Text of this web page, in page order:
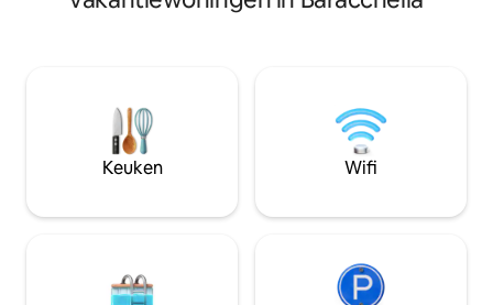
minuten van het Arvomeer en de
voor maximaal 6 personen). 50-inch tv,
gratis wifi. Gereserveerd parkeren
inbegrepen. Huisdieren toegestaan.
Geniet van een goed onderhouden
keuken en
wie op zoek is
een strategische
Keuken Wifi